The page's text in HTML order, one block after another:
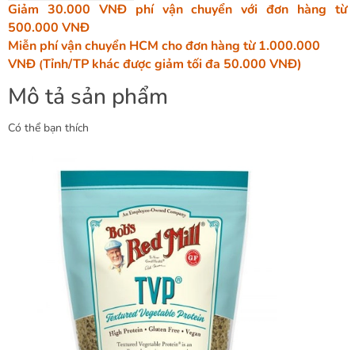
Giảm 30.000 VNĐ phí vận chuyển với đơn hàng từ
500.000 VNĐ
Miễn phí vận chuyển HCM cho đơn hàng từ 1.000.000
VNĐ (Tỉnh/TP khác được giảm tối đa 50.000 VNĐ)
Mô tả sản phẩm
Có thể bạn thích